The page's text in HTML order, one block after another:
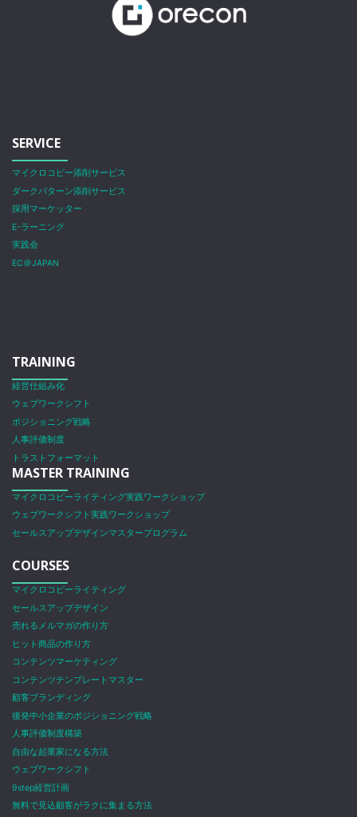
SERVICE
マイクロコピー添削サービス
ダークパターン添削サービス
採用マーケッター
E-ラーニング
実践会
EC＠JAPAN
TRAINING
経営仕組み化
ウェブワークシフト
ポジショニング戦略
人事評価制度
トラストフォーマット
MASTER TRAINING
マイクロコピーライティング実践ワークショップ
ウェブワークシフト実践ワークショップ
セールスアップデザインマスタープログラム
COURSES
マイクロコピーライティング
セールスアップデザイン
売れるメルマガの作り方
ヒット商品の作り方
コンテンツマーケティング
コンテンツテンプレートマスター
顧客ブランディング
後発中小企業のポジショニング戦略
人事評価制度構築
自由な起業家になる方法
ウェブワークシフト
9step経営計画
無料で見込顧客がラクに集まる方法